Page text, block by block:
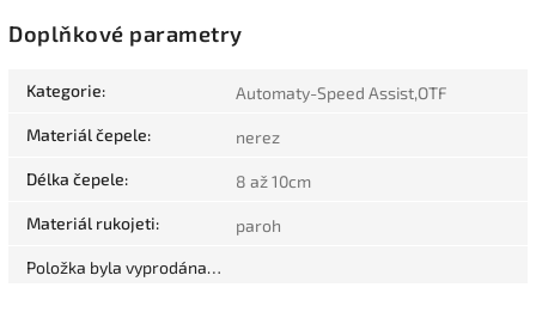
Doplňkové parametry
Kategorie: Automaty-Speed Assist,OTF
Materiál čepele: nerez
Délka čepele: 8 až 10cm
Materiál rukojeti: paroh
Položka byla vyprodána…